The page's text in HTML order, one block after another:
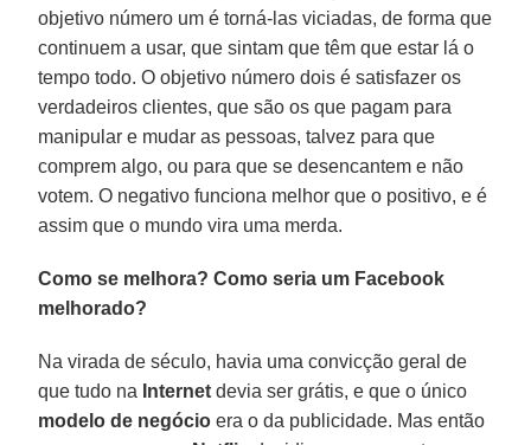
objetivo número um é torná-las viciadas, de forma que
continuem a usar, que sintam que têm que estar lá o
tempo todo. O objetivo número dois é satisfazer os
verdadeiros clientes, que são os que pagam para
manipular e mudar as pessoas, talvez para que
comprem algo, ou para que se desencantem e não
votem. O negativo funciona melhor que o positivo, e é
assim que o mundo vira uma merda.
Como se melhora? Como seria um Facebook
melhorado?
Na virada de século, havia uma convicção geral de
que tudo na Internet devia ser grátis, e que o único
modelo de negócio era o da publicidade. Mas então